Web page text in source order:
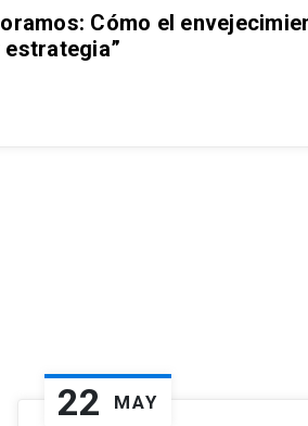
Cómo el
22 MAY